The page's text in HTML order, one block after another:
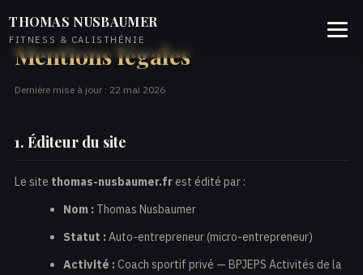
THOMAS NUSBAUMER
FITNESS & CALISTHÉNIE
Mentions légales
Dernière mise à jour : 22 mai 2026
1. Éditeur du site
Le site thomas-nusbaumer.frest édité par :
Nom : Thomas Nusbaumer
Statut : Auto-entrepreneur (micro-entrepreneur)
Activité : Coach sportif privé — BPJEPS Activités de la